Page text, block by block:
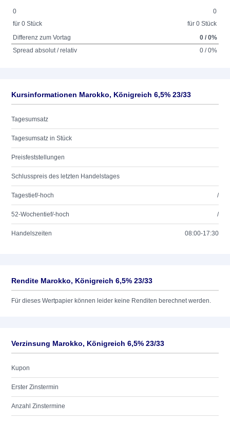
0
für 0 Stück
0
für 0 Stück
Differenz zum Vortag
0 / 0%
Spread absolut / relativ
0 / 0%
Kursinformationen Marokko, Königreich 6,5% 23/33
Tagesumsatz
Tagesumsatz in Stück
Preisfeststellungen
Schlusspreis des letzten Handelstages
Tagestief/-hoch /
52-Wochentief/-hoch /
Handelszeiten 08:00-17:30
Rendite Marokko, Königreich 6,5% 23/33
Für dieses Wertpapier können leider keine Renditen berechnet werden.
Verzinsung Marokko, Königreich 6,5% 23/33
Kupon
Erster Zinstermin
Anzahl Zinstermine